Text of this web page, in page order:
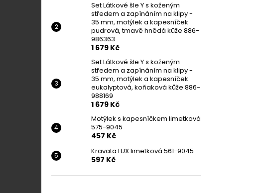
Set Látkové šle Y s koženým
středem a zapínáním na klipy -
35 mm, motýlek a kapesníček
pudrová, tmavě hnědá kůže 886-
986363
1 679 Kč
Set Látkové šle Y s koženým
středem a zapínáním na klipy -
35 mm, motýlek a kapesníček
eukalyptová, koňaková kůže 886-
988169
1 679 Kč
Motýlek s kapesníčkem limetková
575-9045
457 Kč
Kravata LUX limetková 561-9045
597 Kč